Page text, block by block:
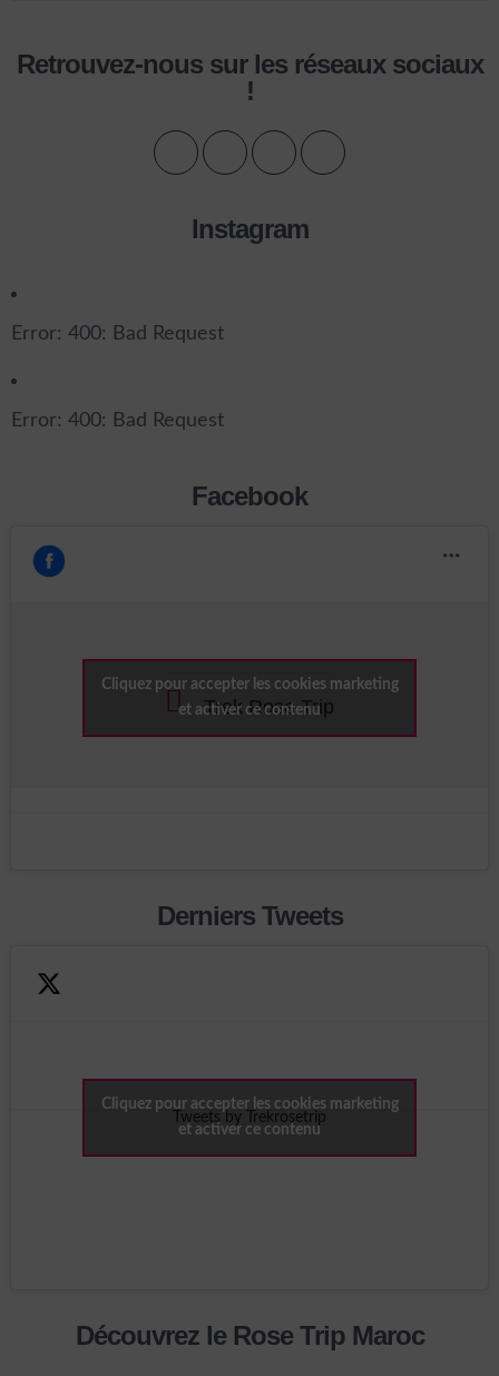
Retrouvez-nous sur les réseaux sociaux
!
Instagram
Error: 400: Bad Request
Error: 400: Bad Request
Facebook
Trek Rose Trip
Cliquez pour accepter les cookies marketing
et activer ce contenu
Derniers Tweets
Tweets by Trekrosetrip
Cliquez pour accepter les cookies marketing
et activer ce contenu
Découvrez le Rose Trip Maroc